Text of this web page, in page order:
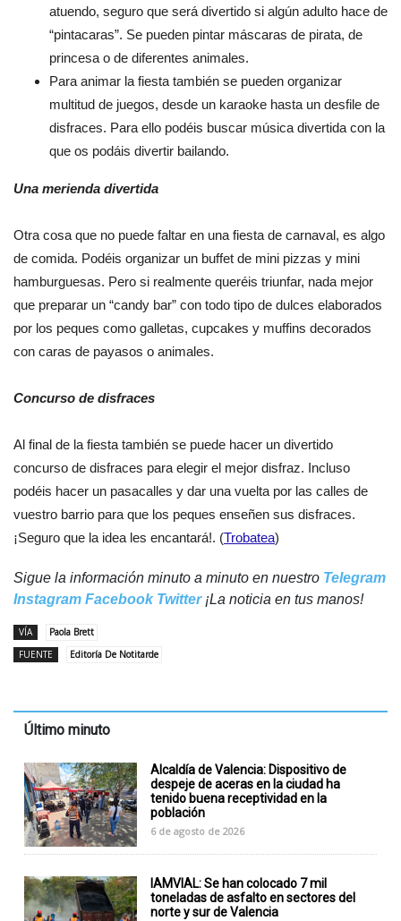
atuendo, seguro que será divertido si algún adulto hace de
“pintacaras”. Se pueden pintar máscaras de pirata, de
princesa o de diferentes animales.
Para animar la fiesta también se pueden organizar
multitud de juegos, desde un karaoke hasta un desfile de
disfraces. Para ello podéis buscar música divertida con la
que os podáis divertir bailando.
Una merienda divertida
Otra cosa que no puede faltar en una fiesta de carnaval, es algo
de comida. Podéis organizar un buffet de mini pizzas y mini
hamburguesas. Pero si realmente queréis triunfar, nada mejor
que preparar un “candy bar” con todo tipo de dulces elaborados
por los peques como galletas, cupcakes y muffins decorados
con caras de payasos o animales.
Concurso de disfraces
Al final de la fiesta también se puede hacer un divertido
concurso de disfraces para elegir el mejor disfraz. Incluso
podéis hacer un pasacalles y dar una vuelta por las calles de
vuestro barrio para que los peques enseñen sus disfraces.
¡Seguro que la idea les encantará!. (Trobatea)
Sigue la información minuto a minuto en nuestro Telegram
Instagram Facebook Twitter¡La noticia en tus manos!
VÍA
Paola Brett
FUENTE
Editoría De Notitarde
Último minuto
Alcaldía de Valencia: Dispositivo de
despeje de aceras en la ciudad ha
tenido buena receptividad en la
población
6 de agosto de 2026
IAMVIAL: Se han colocado 7 mil
toneladas de asfalto en sectores del
norte y sur de Valencia